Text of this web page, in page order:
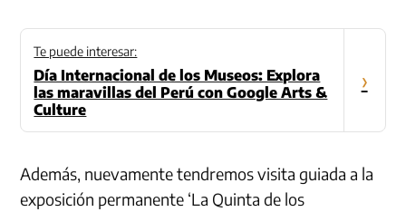
Te puede interesar:
Día Internacional de los Museos: Explora
las maravillas del Perú con Google Arts &
Culture
›
Además, nuevamente tendremos visita guiada a la
exposición permanente ‘La Quinta de los